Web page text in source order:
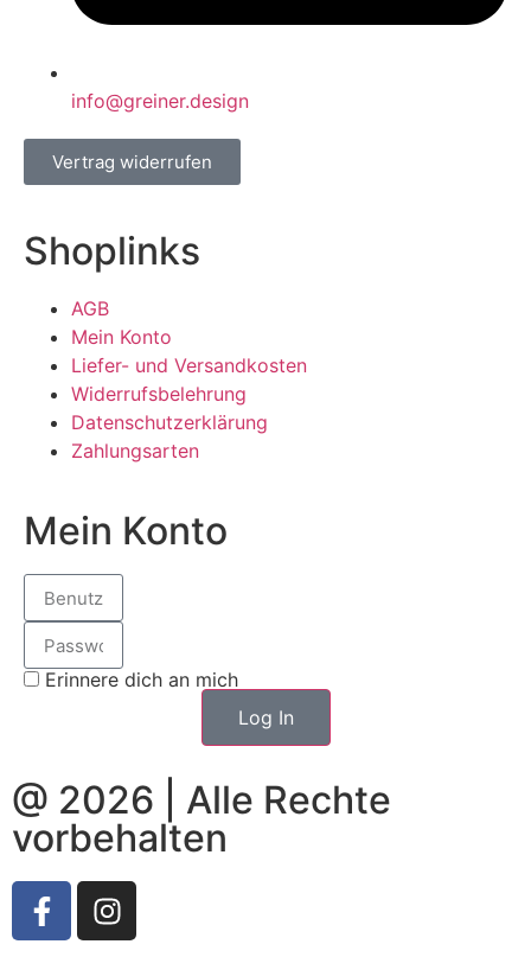
info@greiner.design
Vertrag widerrufen
Shoplinks
AGB
Mein Konto
Liefer- und Versandkosten
Widerrufsbelehrung
Datenschutzerklärung
Zahlungsarten
Mein Konto
Erinnere dich an mich
Log In
@ 2026 | Alle Rechte
vorbehalten